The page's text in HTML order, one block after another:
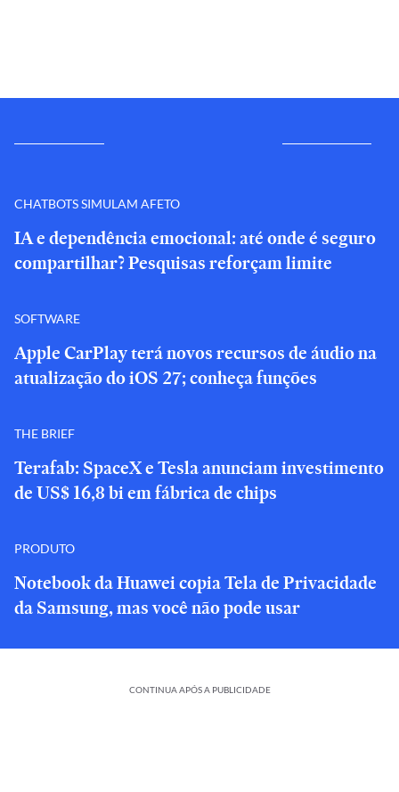
CHATBOTS SIMULAM AFETO
IA e dependência emocional: até onde é seguro
compartilhar? Pesquisas reforçam limite
SOFTWARE
Apple CarPlay terá novos recursos de áudio na
atualização do iOS 27; conheça funções
THE BRIEF
Terafab: SpaceX e Tesla anunciam investimento
de US$ 16,8 bi em fábrica de chips
PRODUTO
Notebook da Huawei copia Tela de Privacidade
da Samsung, mas você não pode usar
CONTINUA APÓS A PUBLICIDADE